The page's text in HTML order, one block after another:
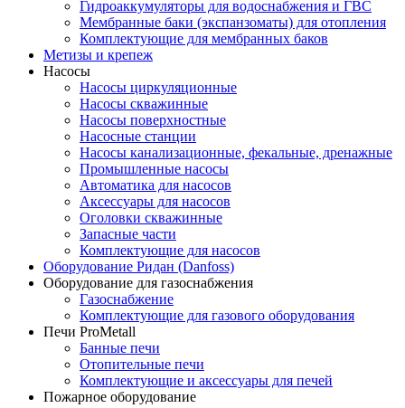
Гидроаккумуляторы для водоснабжения и ГВС
Мембранные баки (экспанзоматы) для отопления
Комплектующие для мембранных баков
Метизы и крепеж
Насосы
Насосы циркуляционные
Насосы скважинные
Насосы поверхностные
Насосные станции
Насосы канализационные, фекальные, дренажные
Промышленные насосы
Автоматика для насосов
Аксессуары для насосов
Оголовки скважинные
Запасные части
Комплектующие для насосов
Оборудование Ридан (Danfoss)
Оборудование для газоснабжения
Газоснабжение
Комплектующие для газового оборудования
Печи ProMetall
Банные печи
Отопительные печи
Комплектующие и аксессуары для печей
Пожарное оборудование